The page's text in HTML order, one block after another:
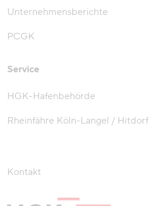
Unternehmensberichte
PCGK
Service
HGK-Hafenbehörde
Rheinfähre Köln-Langel / Hitdorf
Kontakt